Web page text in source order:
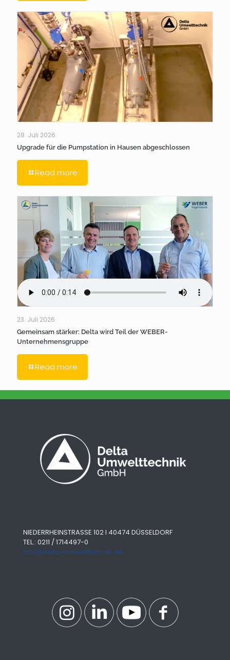
28. Juli 2026
Upgrade für die Pumpstation in Hausen abgeschlossen
Read more
23. Juli 2026
Gemeinsam stärker: Delta wird Teil der WEBER-
Unternehmensgruppe
Read more
NIEDERRHEINSTRASSE 102 I 40474 DÜSSELDORF
TEL.: 0211 / 1714497-0
info@delta-umwelttechnik.de